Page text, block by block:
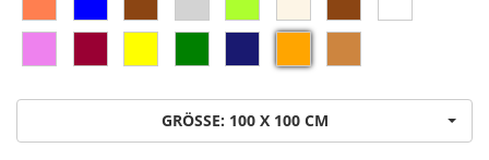
GRÖSSE: 100 X 100 CM